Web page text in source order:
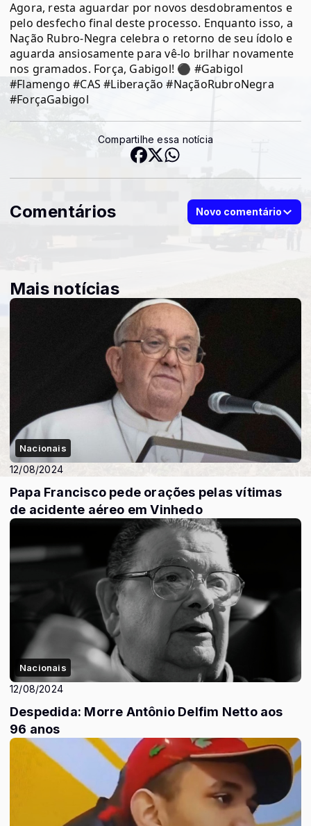
Agora, resta aguardar por novos desdobramentos e
pelo desfecho final deste processo. Enquanto isso, a
Nação Rubro-Negra celebra o retorno de seu ídolo e
aguarda ansiosamente para vê-lo brilhar novamente
nos gramados. Força, Gabigol! ⚫ #Gabigol
#Flamengo #CAS #Liberação #NaçãoRubroNegra
#ForçaGabigol
Compartilhe essa notícia
Comentários Novo comentário
Mais notícias
Nacionais
12/08/2024
Papa Francisco pede orações pelas vítimas
de acidente aéreo em Vinhedo
Nacionais
12/08/2024
Despedida: Morre Antônio Delfim Netto aos
96 anos